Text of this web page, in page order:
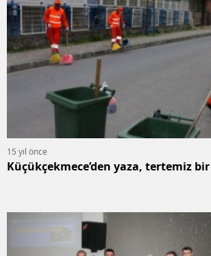
15 yıl önce
Küçükçekmece’den yaza, tertemiz